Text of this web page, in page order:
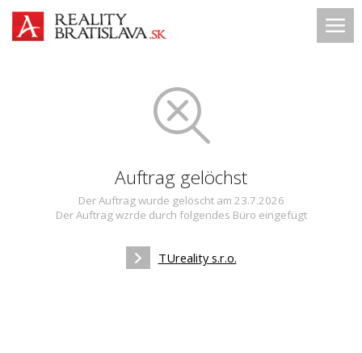
Auftrag gelöchst
Der Auftrag wurde gelöscht am 23.7.2026
Der Auftrag wzrde durch folgendes Büro eingefügt
TUreality s.r.o.